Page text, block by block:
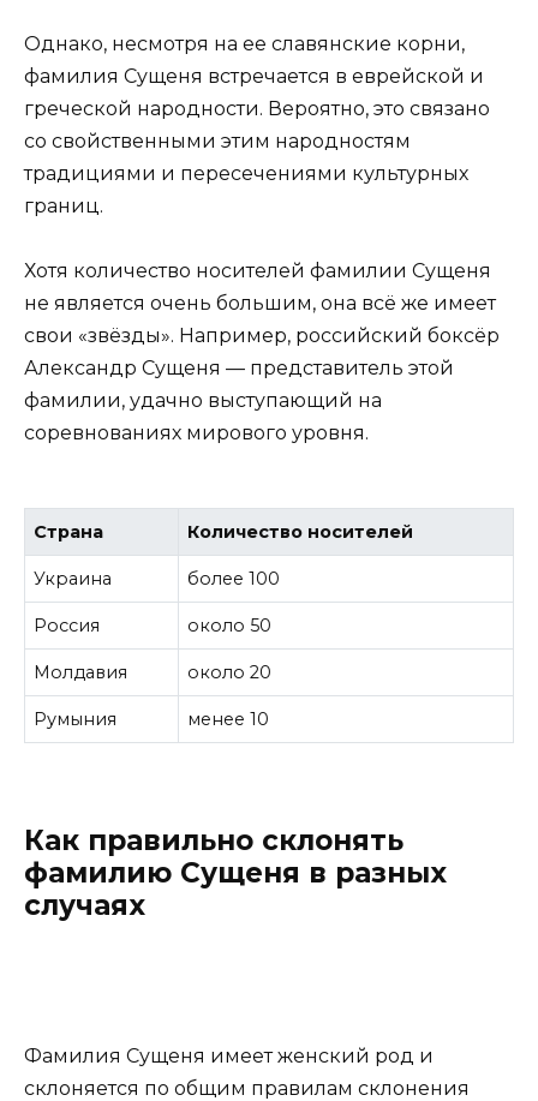
Однако, несмотря на ее славянские корни,
фамилия Сущеня встречается в еврейской и
греческой народности. Вероятно, это связано
со свойственными этим народностям
традициями и пересечениями культурных
границ.
Хотя количество носителей фамилии Сущеня
не является очень большим, она всё же имеет
свои «звёзды». Например, российский боксёр
Александр Сущеня — представитель этой
фамилии, удачно выступающий на
соревнованиях мирового уровня.
Страна Количество носителей
Украина более 100
Россия около 50
Молдавия около 20
Румыния менее 10
Как правильно склонять
фамилию Сущеня в разных
случаях
Фамилия Сущеня имеет женский род и
склоняется по общим правилам склонения